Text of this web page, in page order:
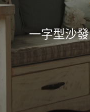
一字型沙發